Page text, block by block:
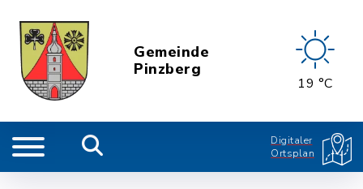
Gemeinde
Pinzberg
19 °C
Digitaler
Ortsplan